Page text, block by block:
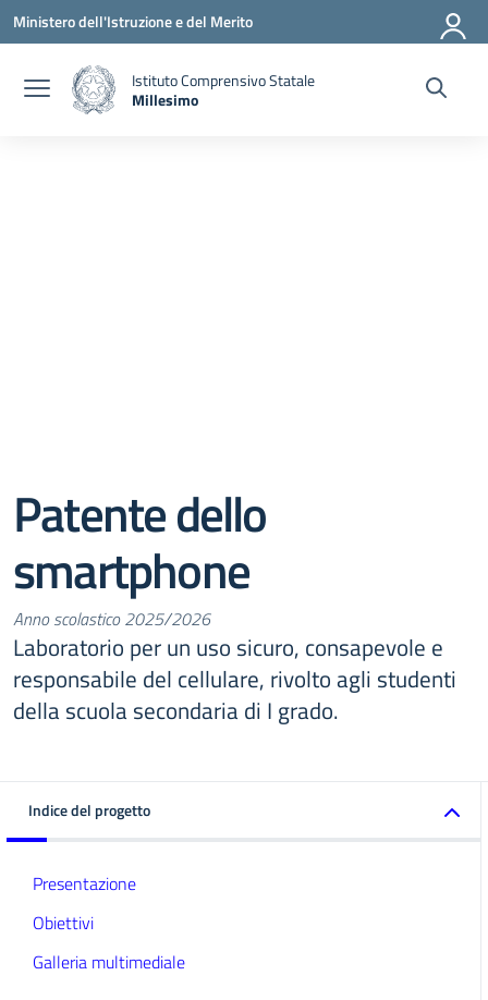
Vai ai contenuti
Vai al menu di navigazione
Vai al footer
Ministero dell'Istruzione e del Merito
Istituto Comprensivo Statale
Millesimo
Patente dello
smartphone
Anno scolastico 2025/2026
Laboratorio per un uso sicuro, consapevole e
responsabile del cellulare, rivolto agli studenti
della scuola secondaria di I grado.
Indice del progetto
Presentazione
Obiettivi
Galleria multimediale